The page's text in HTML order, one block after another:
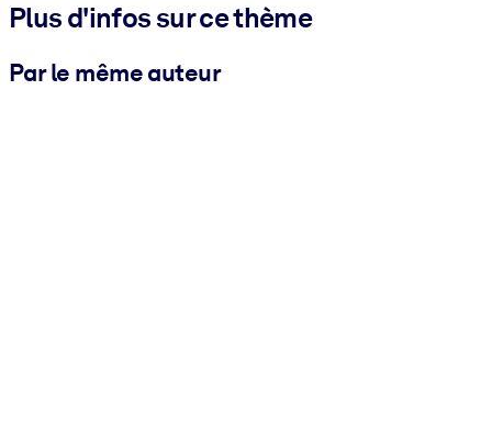
Plus d'infos sur ce thème
Par le même auteur